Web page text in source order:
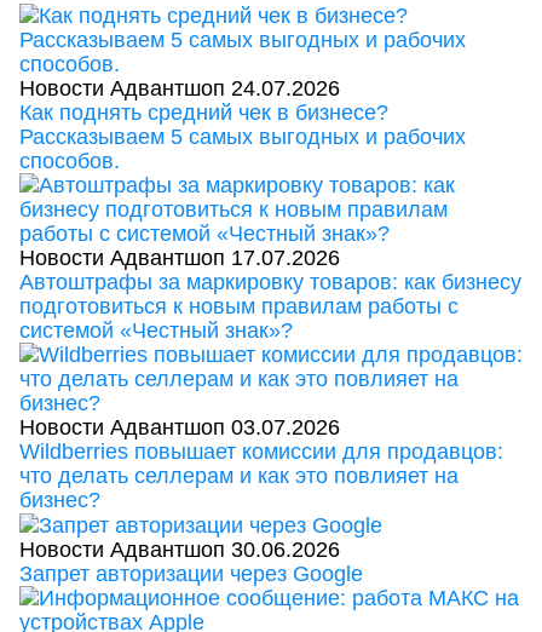
Новости Адвантшоп 24.07.2026
Как поднять средний чек в бизнесе?
Рассказываем 5 самых выгодных и рабочих
способов.
Новости Адвантшоп 17.07.2026
Автоштрафы за маркировку товаров: как бизнесу
подготовиться к новым правилам работы с
системой «Честный знак»?
Новости Адвантшоп 03.07.2026
Wildberries повышает комиссии для продавцов:
что делать селлерам и как это повлияет на
бизнес?
Новости Адвантшоп 30.06.2026
Запрет авторизации через Google